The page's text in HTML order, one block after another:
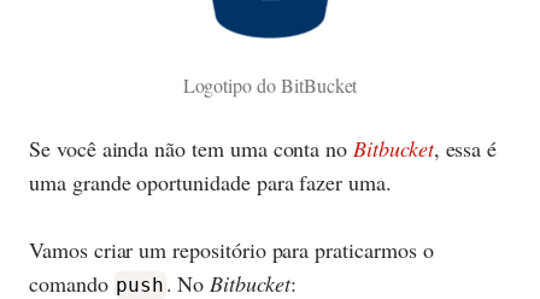
Logotipo do BitBucket
Se você ainda não tem uma conta noBitbucket, essa é
uma grande oportunidade para fazer uma.
Vamos criar um repositório para praticarmos o
comando push . NoBitbucket: